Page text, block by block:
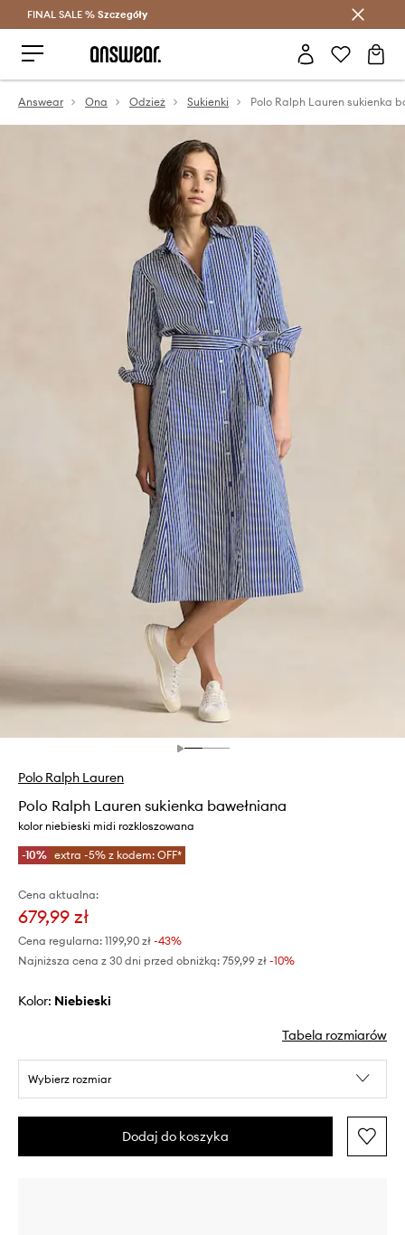
Oszczędzaj z Answear Club >
FINAL SALE % Szczegóły
Answear Ona Odzież Sukienki
Polo Ralph Lauren
Polo Ralph Lauren sukienka bawełniana
kolor niebieski midi rozkloszowana
-10% extra -5% z kodem: OFF*
Cena aktualna:
679,99 zł
Cena regularna: 1199,90 zł -43%
Najniższa cena z 30 dni przed obniżką: 759,99 zł -10%
Kolor: niebieski
Tabela rozmiarów
Wybierz rozmiar
Dodaj do koszyka